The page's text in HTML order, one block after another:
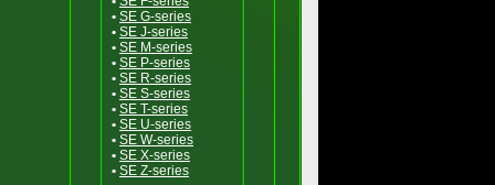
• SE G-series
• SE J-series
• SE M-series
• SE P-series
• SE R-series
• SE S-series
• SE T-series
• SE U-series
• SE W-series
• SE X-series
• SE Z-series